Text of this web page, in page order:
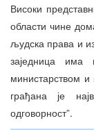
Високи
области чине
људска права и
заједница има
министарством
грађана је
одговорност”.